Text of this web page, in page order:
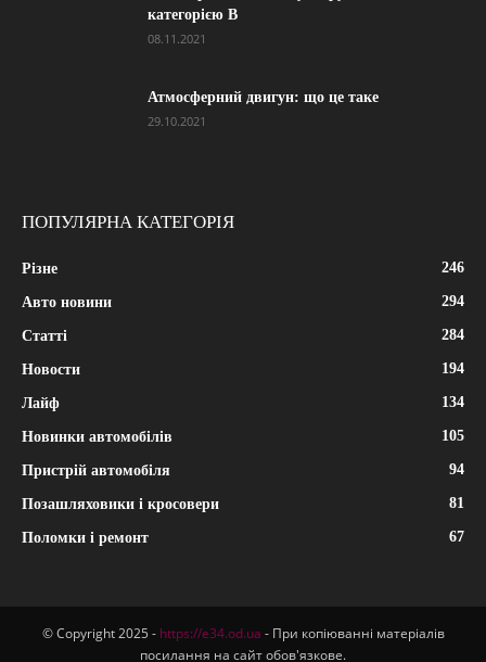
категорією В
08.11.2021
Атмосферний двигун: що це таке
29.10.2021
ПОПУЛЯРНА КАТЕГОРІЯ
Різне 246
Авто новини 294
Статті 284
Новости 194
Лайф 134
Новинки автомобілів 105
Пристрій автомобіля 94
Позашляховики і кросовери 81
Поломки і ремонт 67
© Copyright 2025 - https://e34.od.ua - При копіюванні матеріалів
посилання на сайт обов'язкове.